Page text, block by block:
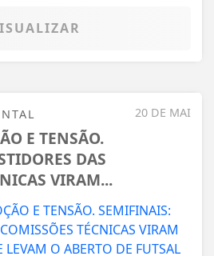
20 DE MAI
E TENSÃO.
DAS
VIRAM...